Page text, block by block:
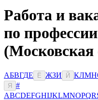
Работа и
по
(Московская
АБВГДЕ Ё ЖЗИ Й КЛМН
Я
#
ABCDEFGHIJKLMNOPQR